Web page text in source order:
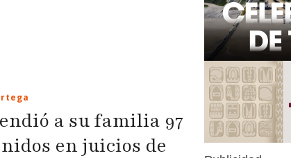
a su familia 97
en juicios de